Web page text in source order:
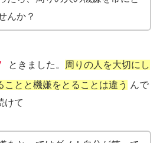
んか？
ときました。
周りの人を大切にし
ことと機嫌をとることは違う んで
けて